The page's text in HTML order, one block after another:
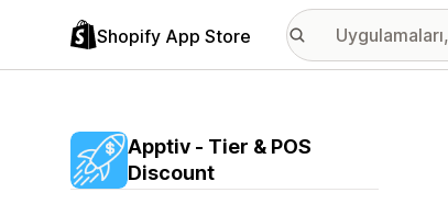
Shopify App Store
Apptiv ‑ Tier & POS
Discount